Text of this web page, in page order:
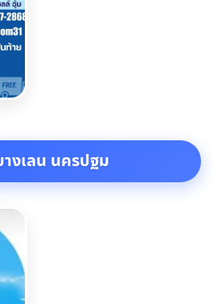
างเลน นครปฐม